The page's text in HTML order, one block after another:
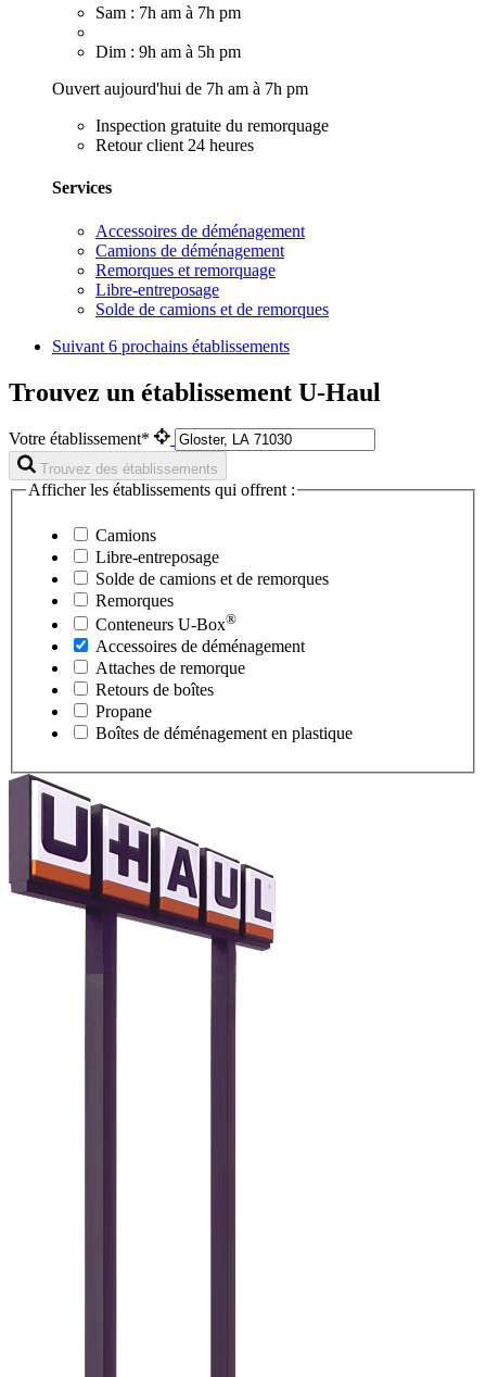
Sam : 7h am à 7h pm
Dim : 9h am à 5h pm
Ouvert aujourd'hui de 7h am à 7h pm
Inspection gratuite du remorquage
Retour client 24 heures
Services
Accessoires de déménagement
Camions de déménagement
Remorques et remorquage
Libre-entreposage
Solde de camions et de remorques
Suivant 6 prochains établissements
Trouvez un établissement U-Haul
Votre établissement*
Trouvez des établissements
Afficher les établissements qui offrent :
Camions
Libre-entreposage
Solde de camions et de remorques
Remorques
Conteneurs U-Box®
Accessoires de déménagement
Attaches de remorque
Retours de boîtes
Propane
Boîtes de déménagement en plastique